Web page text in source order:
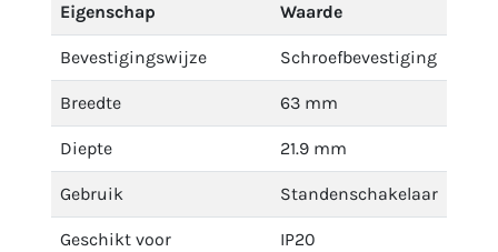
Eigenschap Waarde
Bevestigingswijze Schroefbevestiging
Breedte 63 mm
Diepte 21.9 mm
Gebruik Standenschakelaar
Geschikt voor
IP20